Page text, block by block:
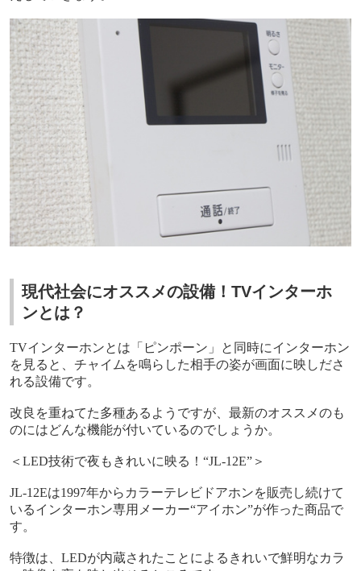
現代社会にオススメの設備！TVインターホ
ンとは？
TVインターホンとは「ピンポーン」と同時にインターホン
を見ると、チャイムを鳴らした相手の姿が画面に映しださ
れる設備です。
改良を重ねてた多種あるようですが、最新のオススメのも
のにはどんな機能が付いているのでしょうか。
＜ LED技術で夜もきれいに映る！“JL-12E”＞
JL-12Eは1997年からカラーテレビドアホンを販売し続けて
いるインターホン専用メーカー“アイホン”が作った商品で
す。
特徴は、 LEDが内蔵されたことによるきれいで鮮明なカラ